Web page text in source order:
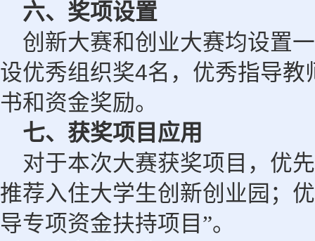
六、奖项设置
创新大赛和创业大赛均设置
设优秀组织奖4名，优秀指导教
书和资金奖励。
七、获奖项目应用
对于本次大赛获奖项目，优
推荐入住大学生创新创业园；
导专项资金扶持项目”。